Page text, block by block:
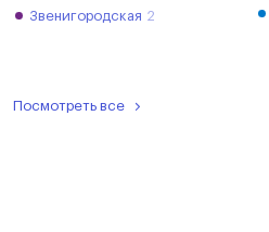
Звенигородская 2
Посмотреть все